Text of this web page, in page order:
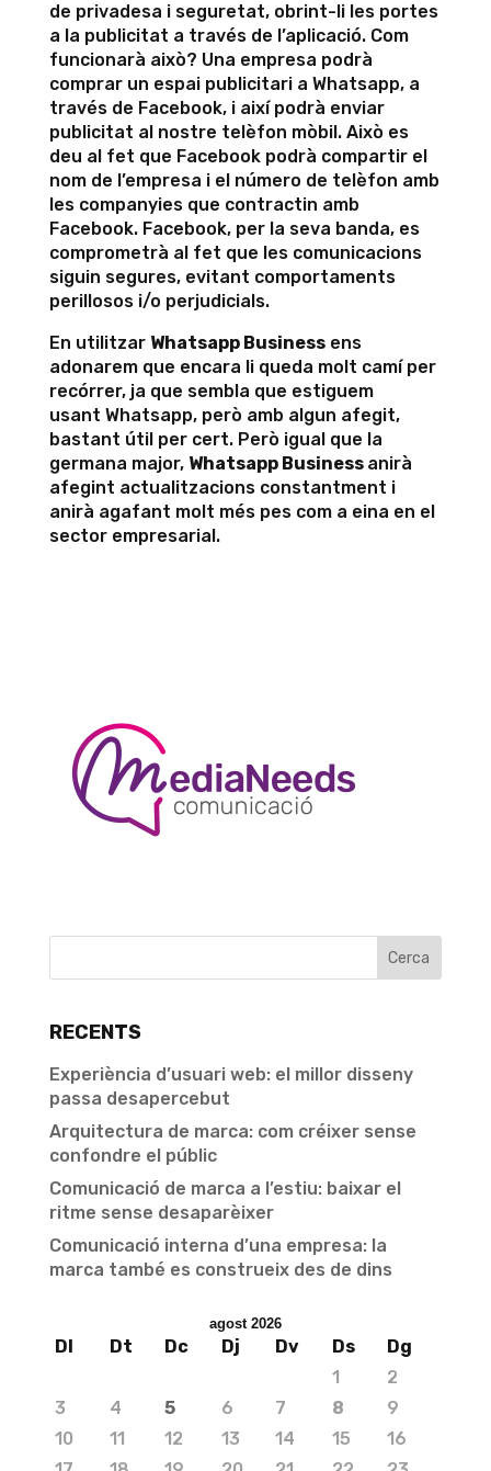
de privadesa i seguretat, obrint-li les portes
a la publicitat a través de l’aplicació. Com
funcionarà això? Una empresa podrà
comprar un espai publicitari a Whatsapp, a
través de Facebook, i així podrà enviar
publicitat al nostre telèfon mòbil. Això es
deu al fet que Facebook podrà compartir el
nom de l’empresa i el número de telèfon amb
les companyies que contractin amb
Facebook. Facebook, per la seva banda, es
comprometrà al fet que les comunicacions
siguin segures, evitant comportaments
perillosos i/o perjudicials.
En utilitzar Whatsapp Businessens
adonarem que encara li queda molt camí per
recórrer, ja que sembla que estiguem
usant Whatsapp, però amb algun afegit,
bastant útil per cert. Però igual que la
germana major, Whatsapp Business anirà
afegint actualitzacions constantment i
anirà agafant molt més pes com a eina en el
sector empresarial.
RECENTS
Experiència d’usuari web: el millor disseny
passa desapercebut
Arquitectura de marca: com créixer sense
confondre el públic
Comunicació de marca a l’estiu: baixar el
ritme sense desaparèixer
Comunicació interna d’una empresa: la
marca també es construeix des de dins
agost 2026
Dl Dt Dc Dj Dv Ds
Dg
1
2
3
4 5 6 7 8
9
10
11 12 13 14 15
16